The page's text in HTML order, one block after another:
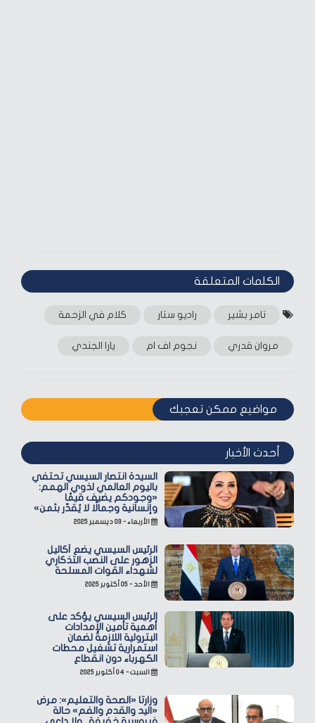
الكلمات المتعلقة‎
تامر بشير راديو ستار كلام في الزحمة
مروان قدري نجوم اف ام يارا الجندي
مواضيع ممكن تعجبك
أحدث الأخبار
السيدة انتصار السيسي تحتفي
باليوم العالمي لذوي الهمم:
«وجودكم يضيف قيمًا
وإنسانية وجمالًا لا يُقدّر بثمن»
الأربعاء - ٠٣ ديسمبر ٢٠٢٥
الرئيس السيسي يضع أكاليل
الزهور على النصب التذكاري
لشهداء القوات المسلحة
الأحد - ٠٥ أكتوبر ٢٠٢٥
الرئيس السيسي يؤكد على
أهمية تأمين الإمدادات
البترولية اللازمة لضمان
استمرارية تشغيل محطات
الكهرباء دون انقطاع
السبت - ٠٤ أكتوبر ٢٠٢٥
وزارتا «الصحة والتعليم»: مرض
«اليد والقدم والفم» حالة